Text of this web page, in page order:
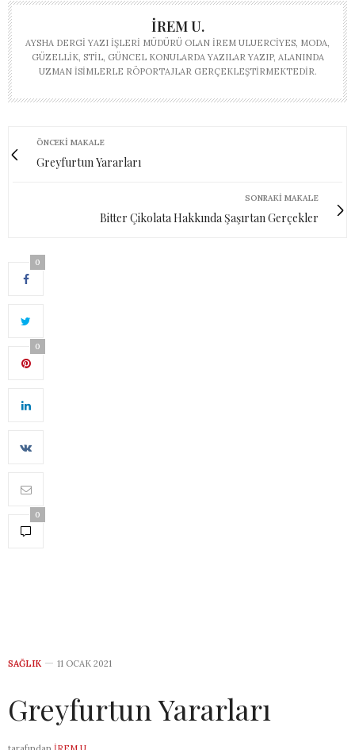
İREM U.
AYSHA DERGI YAZI İŞLERI MÜDÜRÜ OLAN İREM ULUERCIYES, MODA,
GÜZELLIK, STIL, GÜNCEL KONULARDA YAZILAR YAZIP, ALANINDA
UZMAN ISIMLERLE RÖPORTAJLAR GERÇEKLEŞTIRMEKTEDIR.
ÖNCEKI MAKALE
Greyfurtun Yararları
SONRAKI MAKALE
Bitter Çikolata Hakkında Şaşırtan Gerçekler
0
0
0
SAĞLIK 11 OCAK 2021
Greyfurtun Yararları